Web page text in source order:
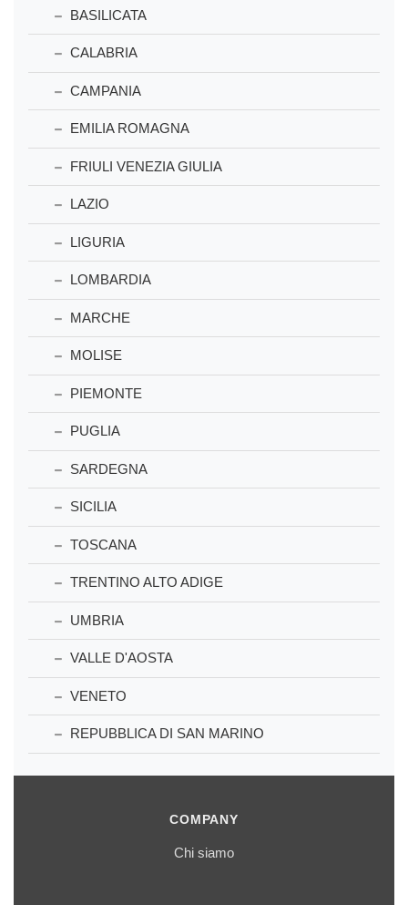
BASILICATA
CALABRIA
CAMPANIA
EMILIA ROMAGNA
FRIULI VENEZIA GIULIA
LAZIO
LIGURIA
LOMBARDIA
MARCHE
MOLISE
PIEMONTE
PUGLIA
SARDEGNA
SICILIA
TOSCANA
TRENTINO ALTO ADIGE
UMBRIA
VALLE D'AOSTA
VENETO
REPUBBLICA DI SAN MARINO
COMPANY
Chi siamo